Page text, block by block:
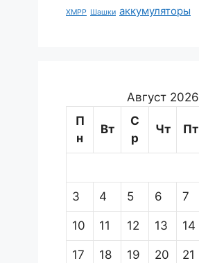
XMPP Шашки аккумуляторы
Август 2026
П
н
Вт
С
р
Чт Пт
3 4 5 6 7
10 11 12 13 14
17 18 19 20 21